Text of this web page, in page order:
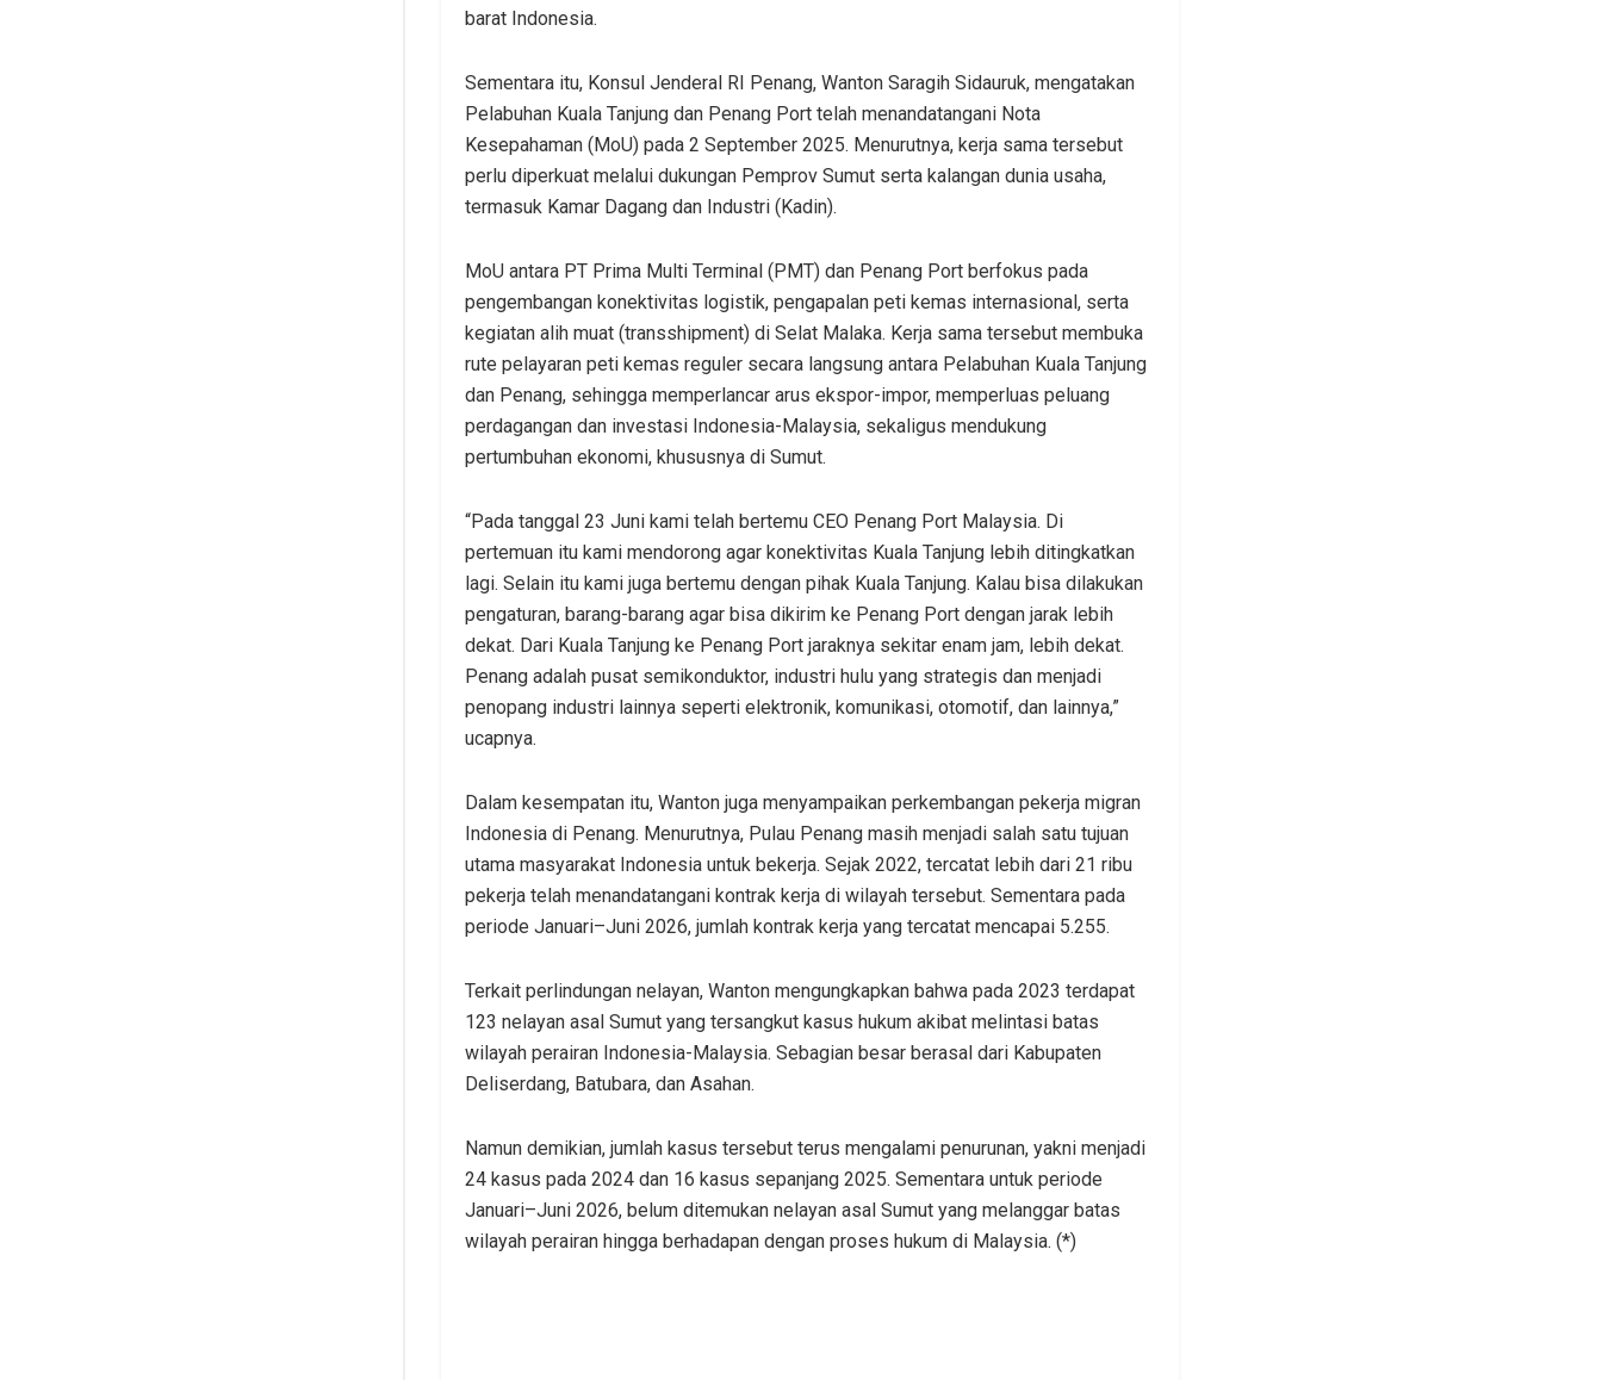
barat Indonesia.
Sementara itu, Konsul Jenderal RI Penang, Wanton Saragih Sidauruk, mengatakan
Pelabuhan Kuala Tanjung dan Penang Port telah menandatangani Nota
Kesepahaman (MoU) pada 2 September 2025. Menurutnya, kerja sama tersebut
perlu diperkuat melalui dukungan Pemprov Sumut serta kalangan dunia usaha,
termasuk Kamar Dagang dan Industri (Kadin).
MoU antara PT Prima Multi Terminal (PMT) dan Penang Port berfokus pada
pengembangan konektivitas logistik, pengapalan peti kemas internasional, serta
kegiatan alih muat (transshipment) di Selat Malaka. Kerja sama tersebut membuka
rute pelayaran peti kemas reguler secara langsung antara Pelabuhan Kuala Tanjung
dan Penang, sehingga memperlancar arus ekspor-impor, memperluas peluang
perdagangan dan investasi Indonesia-Malaysia, sekaligus mendukung
pertumbuhan ekonomi, khususnya di Sumut.
“Pada tanggal 23 Juni kami telah bertemu CEO Penang Port Malaysia. Di
pertemuan itu kami mendorong agar konektivitas Kuala Tanjung lebih ditingkatkan
lagi. Selain itu kami juga bertemu dengan pihak Kuala Tanjung. Kalau bisa dilakukan
pengaturan, barang-barang agar bisa dikirim ke Penang Port dengan jarak lebih
dekat. Dari Kuala Tanjung ke Penang Port jaraknya sekitar enam jam, lebih dekat.
Penang adalah pusat semikonduktor, industri hulu yang strategis dan menjadi
penopang industri lainnya seperti elektronik, komunikasi, otomotif, dan lainnya,”
ucapnya.
Dalam kesempatan itu, Wanton juga menyampaikan perkembangan pekerja migran
Indonesia di Penang. Menurutnya, Pulau Penang masih menjadi salah satu tujuan
utama masyarakat Indonesia untuk bekerja. Sejak 2022, tercatat lebih dari 21 ribu
pekerja telah menandatangani kontrak kerja di wilayah tersebut. Sementara pada
periode Januari–Juni 2026, jumlah kontrak kerja yang tercatat mencapai 5.255.
Terkait perlindungan nelayan, Wanton mengungkapkan bahwa pada 2023 terdapat
123 nelayan asal Sumut yang tersangkut kasus hukum akibat melintasi batas
wilayah perairan Indonesia-Malaysia. Sebagian besar berasal dari Kabupaten
Deliserdang, Batubara, dan Asahan.
Namun demikian, jumlah kasus tersebut terus mengalami penurunan, yakni menjadi
24 kasus pada 2024 dan 16 kasus sepanjang 2025. Sementara untuk periode
Januari–Juni 2026, belum ditemukan nelayan asal Sumut yang melanggar batas
wilayah perairan hingga berhadapan dengan proses hukum di Malaysia. (*)